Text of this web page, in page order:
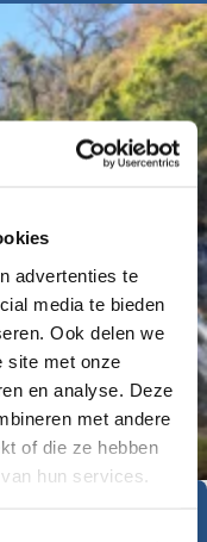
advertenties te
media te bieden
Ook delen we
site met onze
en analyse. Deze
met andere
of die ze hebben
hun services.